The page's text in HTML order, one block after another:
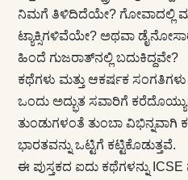
ನಿಮಗೆ ತಿಳಿದಿದೆಯೇ? ಗೋವಾದಲ್ಲಿ
ಟ್ಯಾಕ್ಸಿಗಳಿವೆಯೇ? ಅಥವಾ
ಹಿಂದೆ ಗುಜರಾತ್‌ನಲ್ಲಿ ಬದುಕಿದ್ದವೇ?
ಕಥೆಗಳು ಮತ್ತು ಆಕರ್ಷಕ ಸಂಗತಿಗಳು
ಒಂದು ಅದ್ಭುತ ಸವಾರಿಗೆ
ತುಂಡುಗಳಂತೆ ತುಂಬಾ
ಭಾರತವನ್ನು ಒಟ್ಟಿಗೆ ಕಟ್ಟಿಕೊಡುತ್ತವೆ.
ಈ ಪುಸ್ತಕದ ಐದು ಕಥೆಗಳನ್ನು ICSE